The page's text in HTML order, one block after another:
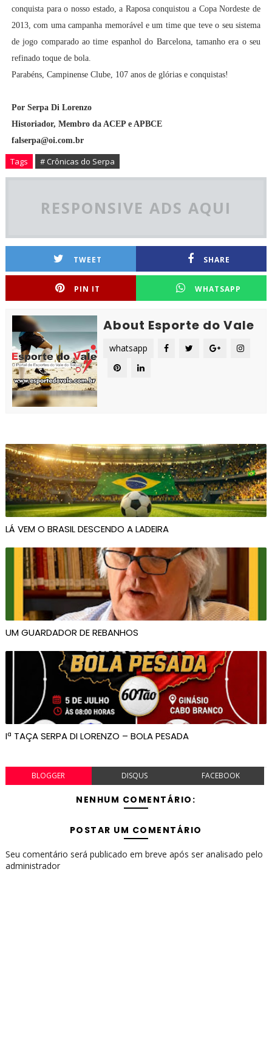
conquista para o nosso estado, a Raposa conquistou a Copa Nordeste de
2013, com uma campanha memorável e um time que teve o seu sistema
de jogo comparado ao time espanhol do Barcelona, tamanho era o seu
refinado toque de bola.
Parabéns, Campinense Clube, 107 anos de glórias e conquistas!
Por Serpa Di Lorenzo
Historiador, Membro da ACEP e APBCE
falserpa@oi.com.br
Tags # Crônicas do Serpa
RESPONSIVE ADS AQUI
TWEET SHARE
PIN IT WHATSAPP
About Esporte do Vale
whatsapp
LÁ VEM O BRASIL DESCENDO A LADEIRA
UM GUARDADOR DE REBANHOS
Iª TAÇA SERPA DI LORENZO – BOLA PESADA
BLOGGER DISQUS FACEBOOK
NENHUM COMENTÁRIO:
POSTAR UM COMENTÁRIO
Seu comentário será publicado em breve após ser analisado pelo
administrador